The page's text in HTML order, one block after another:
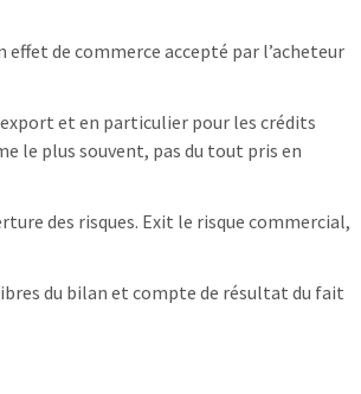
de commerce accepté par l’acheteur
et en particulier pour les crédits
le plus souvent, pas du tout pris en
des risques. Exit le risque commercial,
du bilan et compte de résultat du fait